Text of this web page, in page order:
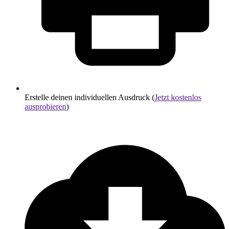
Erstelle deinen individuellen Ausdruck (Jetzt kostenlos
ausprobieren)